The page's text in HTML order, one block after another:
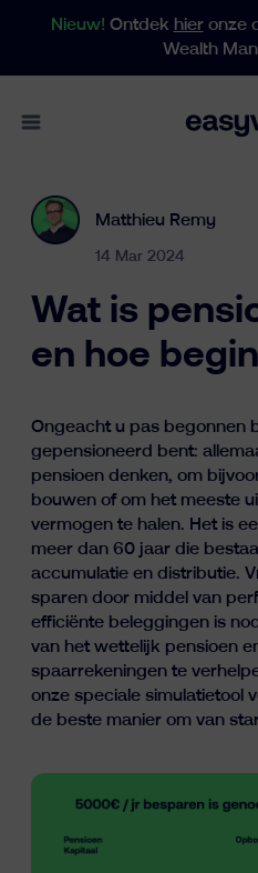
Nieuw! Ontdek hieronze
Wealth
Open main menu
Particulieren
Business
Vermogensbeheer
Inzichten
Matthieu Remy
14 Mar 2024
Wat is
en hoe
Ongeacht u pas begonnen
gepensioneerd bent:
pensioen denken, om
bouwen of om het meeste
vermogen te halen. Het is
meer dan 60 jaar die
accumulatie en distributie.
sparen door middel van
efficiënte beleggingen is
van het wettelijk pensioen
spaarrekeningen te
onze speciale simulatietool
de beste manier om van